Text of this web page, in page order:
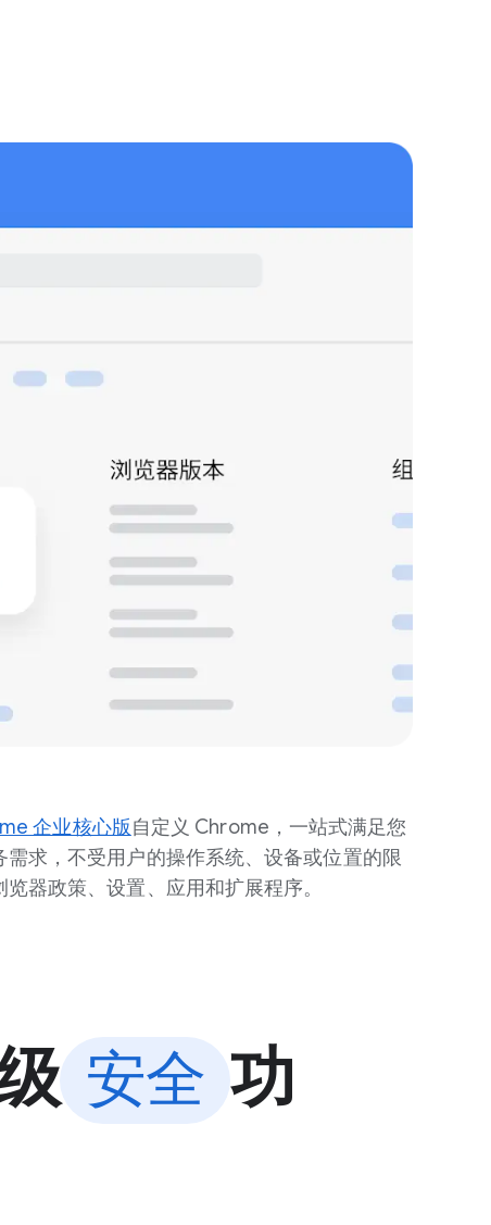
企业核心版自定义 Chrome，一站式满足您
需求，不受用户的操作系统、设备或位置的限
器政策、设置、应用和扩展程序。
安全 功